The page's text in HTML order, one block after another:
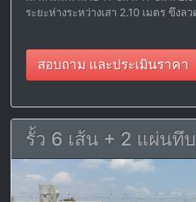
ระยะห่างระหว่างเสา 2.10 เมตร ขึง
สอบถาม และประเมินราคา
รั้ว 6 เส้น + 2 แผ่นทึบ